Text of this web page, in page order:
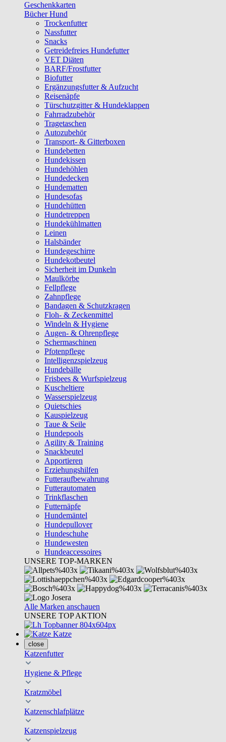
Geschenkkarten
Bücher Hund
Trockenfutter
Nassfutter
Snacks
Getreidefreies Hundefutter
VET Diäten
BARF/Frostfutter
Biofutter
Ergänzungsfutter & Aufzucht
Reisenäpfe
Türschutzgitter & Hundeklappen
Fahrradzubehör
Tragetaschen
Autozubehör
Transport- & Gitterboxen
Hundebetten
Hundekissen
Hundehöhlen
Hundedecken
Hundematten
Hundesofas
Hundehütten
Hundetreppen
Hundekühlmatten
Leinen
Halsbänder
Hundegeschirre
Hundekotbeutel
Sicherheit im Dunkeln
Maulkörbe
Fellpflege
Zahnpflege
Bandagen & Schutzkragen
Floh- & Zeckenmittel
Windeln & Hygiene
Augen- & Ohrenpflege
Schermaschinen
Pfotenpflege
Intelligenzspielzeug
Hundebälle
Frisbees & Wurfspielzeug
Kuscheltiere
Wasserspielzeug
Quietschies
Kauspielzeug
Taue & Seile
Hundepools
Agility & Training
Snackbeutel
Apportieren
Erziehungshilfen
Futteraufbewahrung
Futterautomaten
Trinkflaschen
Futternäpfe
Hundemäntel
Hundepullover
Hundeschuhe
Hundewesten
Hundeaccessoires
UNSERE TOP-MARKEN
Alle Marken anschauen
UNSERE TOP AKTION
Katze
close
Katzenfutter
Hygiene & Pflege
Kratzmöbel
Katzenschlafplätze
Katzenspielzeug